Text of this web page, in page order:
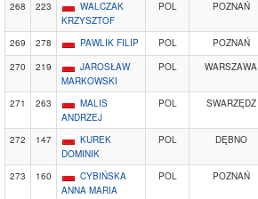
268 223
WALCZAK
KRZYSZTOF
POL POZNAŃ
269 278 PAWLIK FILIP POL POZNAŃ
270
219
JAROSŁAW
MARKOWSKI
POL WARSZAWA
271 263
MALIS
ANDRZEJ
POL SWARZĘDZ
272 147
KUREK
DOMINIK
POL DĘBNO
273 160
CYBIŃSKA
ANNA MARIA
POL POZNAŃ